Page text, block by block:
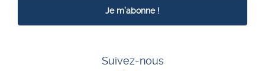
Suivez-nous